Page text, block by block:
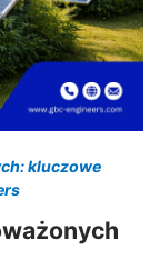
kluczowe